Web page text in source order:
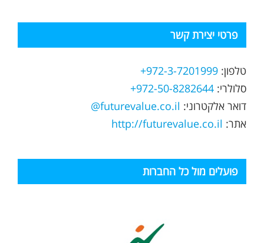
פרטי יצירת קשר
טלפון: 972-3-7201999+
סלולרי: 972-50-8282644+
דואר אלקטרוני: futurevalue.co.il@
אתר: http://futurevalue.co.il
פועלים מול כל החברות